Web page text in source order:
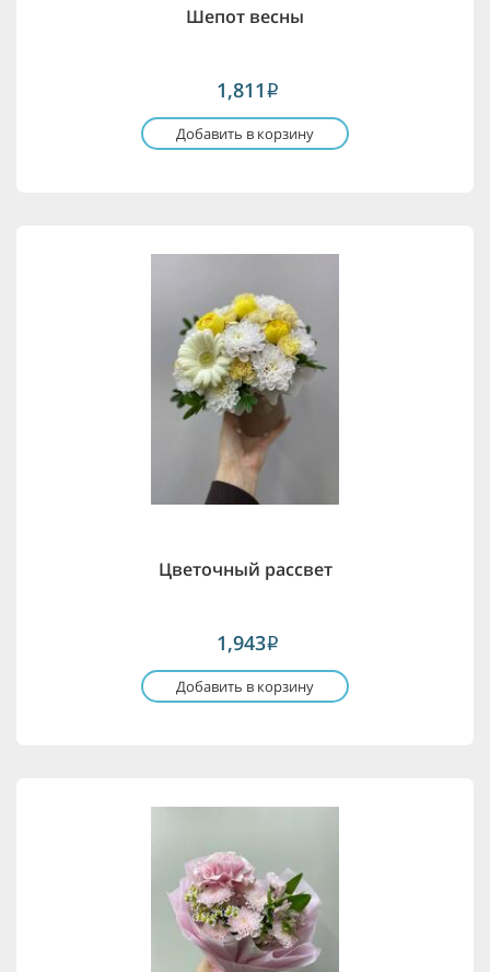
Шепот весны
1,811 i
Добавить в корзину
Цветочный рассвет
1,943i
Добавить в корзину